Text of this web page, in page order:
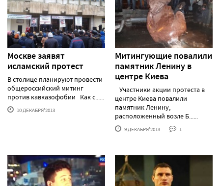
Москве заявят
исламский протест
В столице планируют провести
общероссийский митинг
против кавказофобии Как с......
10 ДЕКАБРЯ'2013
Митингующие повалили
памятник Ленину в
центре Киева
Участники акции протеста в
центре Киева повалили
памятник Ленину,
расположенный возле Б......
9 ДЕКАБРЯ'2013 1